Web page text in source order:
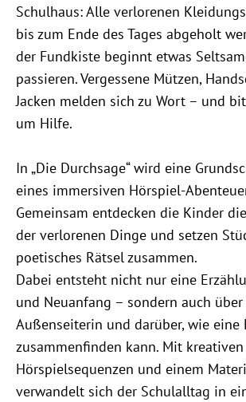
Schulhaus: Alle verlorenen
bis zum Ende des Tages abgeholt
der Fundkiste beginnt etwas
passieren. Vergessene Mützen,
Jacken melden sich zu Wort – und
um Hilfe.
In „Die Durchsage“ wird eine
eines immersiven Hörspiel-
Gemeinsam entdecken die Kinder
der verlorenen Dinge und setzen
poetisches Rätsel zusammen.
Dabei entsteht nicht nur eine
und Neuanfang – sondern auch
Außenseiterin und darüber, wie eine
zusammenfinden kann. Mit
Hörspielsequenzen und einem
verwandelt sich der Schulalltag in